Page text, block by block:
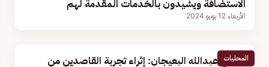
الاستضافة ويشيدون بالخدمات المقدمة لهم
الأربعاء 12 يونيو 2024
المحليات
الشيخ عبدالله البعيجان: إثراء تجربة القاصدين من